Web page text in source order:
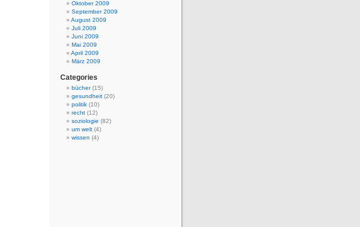
Oktober 2009
September 2009
August 2009
Juli 2009
Juni 2009
Mai 2009
April 2009
März 2009
Categories
bücher(15)
gesundheit (20)
politik (10)
recht (12)
soziologie (82)
um welt (4)
wissen (4)